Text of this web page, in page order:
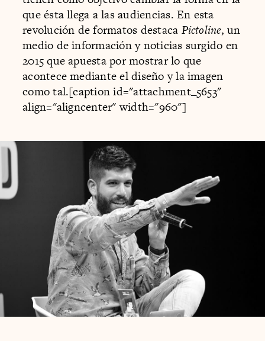
que ésta llega a las audiencias. En esta
revolución de formatos destaca Pictoline, un
medio de información y noticias surgido en
2015 que apuesta por mostrar lo que
acontece mediante el diseño y la imagen
como tal.[caption id="attachment_5653"
align="aligncenter" width="960"]